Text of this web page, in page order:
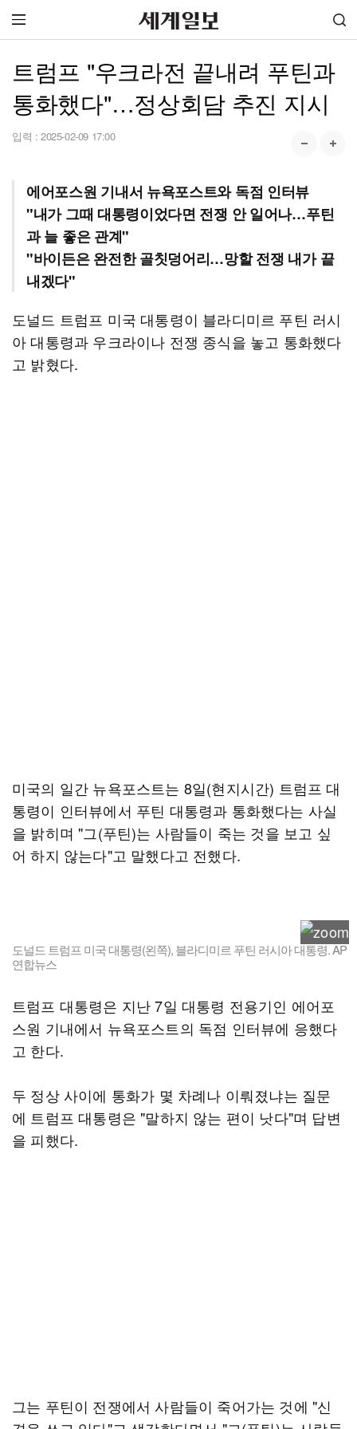
트럼프 "우크라전 끝내려 푸틴과
통화했다"…정상회담 추진 지시
입력 : 2025-02-09 17:00
에어포스원 기내서 뉴욕포스트와 독점 인터뷰
"내가 그때 대통령이었다면 전쟁 안 일어나…푸틴
과 늘 좋은 관계"
"바이든은 완전한 골칫덩어리…망할 전쟁 내가 끝
내겠다"
도널드 트럼프 미국 대통령이 블라디미르 푸틴 러시
아 대통령과 우크라이나 전쟁 종식을 놓고 통화했다
고 밝혔다.
미국의 일간 뉴욕포스트는 8일(현지시간) 트럼프 대
통령이 인터뷰에서 푸틴 대통령과 통화했다는 사실
을 밝히며 "그(푸틴)는 사람들이 죽는 것을 보고 싶
어 하지 않는다"고 말했다고 전했다.
도널드 트럼프 미국 대통령(왼쪽), 블라디미르 푸틴 러시아 대통령. AP
연합뉴스
트럼프 대통령은 지난 7일 대통령 전용기인 에어포
스원 기내에서 뉴욕포스트의 독점 인터뷰에 응했다
고 한다.
두 정상 사이에 통화가 몇 차례나 이뤄졌냐는 질문
에 트럼프 대통령은 "말하지 않는 편이 낫다"며 답변
을 피했다.
그는 푸틴이 전쟁에서 사람들이 죽어가는 것에 "신